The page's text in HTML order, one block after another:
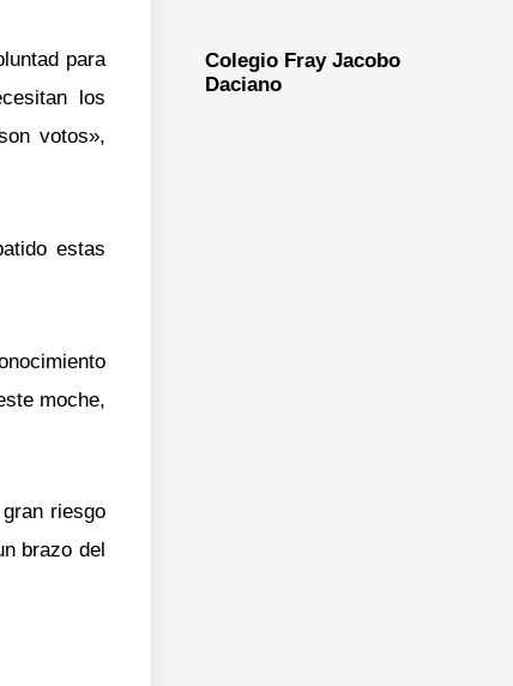
para
los
votos»,
estas
moche,
riesgo
brazo del
Colegio Fray Jacobo
Daciano